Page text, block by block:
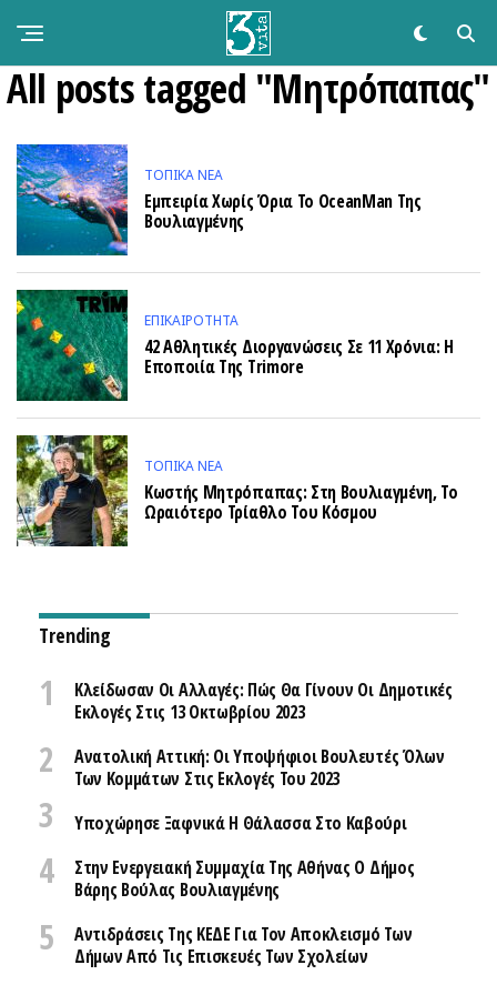
All posts tagged "Μητρόπαπας"
ΤΟΠΙΚΑ ΝΕΑ
Εμπειρία Χωρίς Όρια Το OceanMan Της
Βουλιαγμένης
ΕΠΙΚΑΙΡΌΤΗΤΑ
42 Αθλητικές Διοργανώσεις Σε 11 Χρόνια: Η
Εποποιία Της Trimore
ΤΟΠΙΚΑ ΝΕΑ
Κωστής Μητρόπαπας: Στη Βουλιαγμένη, Το
Ωραιότερο Τρίαθλο Του Κόσμου
Trending
Κλείδωσαν Οι Αλλαγές: Πώς Θα Γίνουν Οι Δημοτικές
Εκλογές Στις 13 Οκτωβρίου 2023
Ανατολική Αττική: Οι Υποψήφιοι Βουλευτές Όλων
Των Κομμάτων Στις Εκλογές Του 2023
Υποχώρησε Ξαφνικά Η Θάλασσα Στο Καβούρι
Στην Ενεργειακή Συμμαχία Της Αθήνας Ο Δήμος
Βάρης Βούλας Βουλιαγμένης
Αντιδράσεις Της ΚΕΔΕ Για Τον Αποκλεισμό Των
Δήμων Από Τις Επισκευές Των Σχολείων